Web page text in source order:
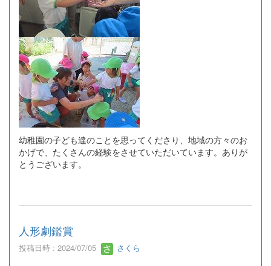
幼稚園の子ども達のことを思ってくださり、地域の方々のお
かげで、たくさんの経験をさせていただいています。ありが
とうございます。
人形劇鑑賞
投稿日時 : 2024/07/05 さくら